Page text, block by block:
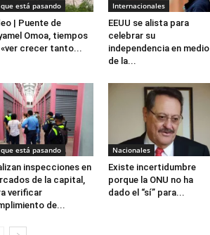
que está pasando
| Puente de
Omoa, tiempos
«ver crecer tanto...
Internacionales
EEUU se alista para
celebrar su
independencia en medio
de la...
que está pasando
inspecciones en
de la capital,
verificar
de...
Nacionales
Existe incertidumbre
porque la ONU no ha
dado el “sí” para...